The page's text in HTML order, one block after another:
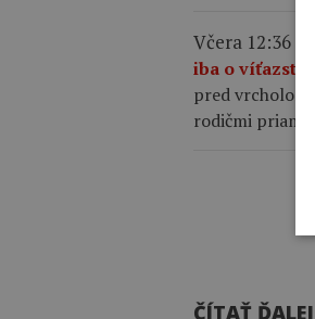
Včera 12:36
iba o
pred
rodičmi priamo
ČÍTAŤ ĎALEJ